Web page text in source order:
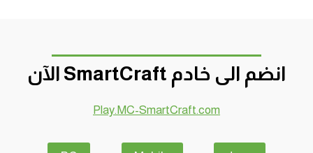
انضم الى خادم SmartCraft الآن
Play.MC-SmartCraft.com